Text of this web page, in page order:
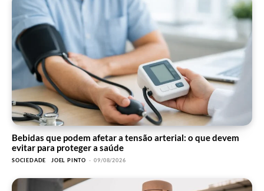
Bebidas que podem afetar a tensão arterial: o que devem
evitar para proteger a saúde
SOCIEDADE JOEL PINTO - 09/08/2026